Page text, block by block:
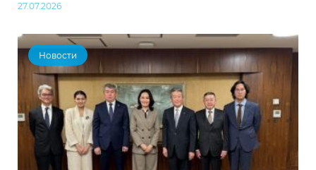
27.07.2026
Новости